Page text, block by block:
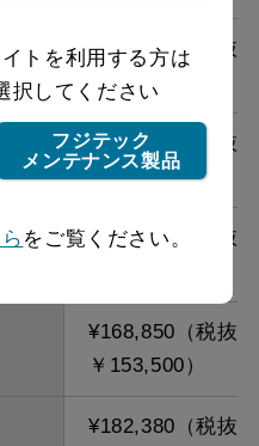
¥168,850（税抜
￥153,500）
¥168,850（税抜
￥153,500）
¥168,850（税抜
¥168,850（税抜
￥153,500）
¥182,380（税抜
トを利用する方は
択してください
フジテック
メンテナンス製品
をご覧ください。